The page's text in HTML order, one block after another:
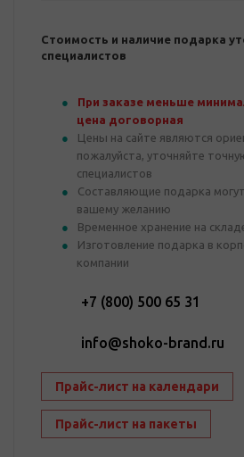
Стоимость и наличие подарка
специалистов
При заказе меньше
цена договорная
Цены на сайте являются
пожалуйста, уточняйте
специалистов
Составляющие подарка
вашему желанию
Временное хранение на
Изготовление подарка в
компании
+7 (800) 500 65 31
info@shoko-brand.ru
Прайс-лист на календари
Прайс-лист на пакеты